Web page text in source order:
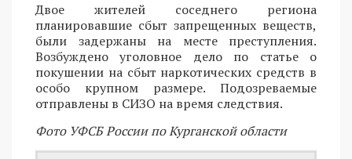
Двое жителей соседнего региона
планировавшие сбыт запрещенных веществ,
были задержаны на месте преступления.
Возбуждено уголовное дело по статье о
покушении на сбыт наркотических средств в
особо крупном размере. Подозреваемые
отправлены в СИЗО на время следствия.
Фото УФСБ России по Курганской области